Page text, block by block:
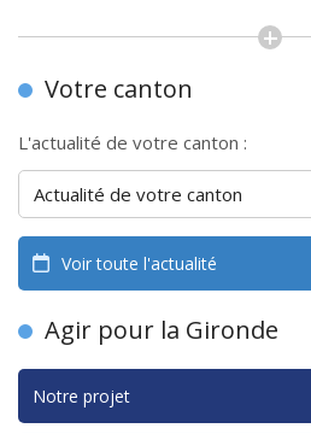
Votre canton
L'actualité de votre canton :
Voir toute l'actualité
Agir pour la Gironde
Notre projet